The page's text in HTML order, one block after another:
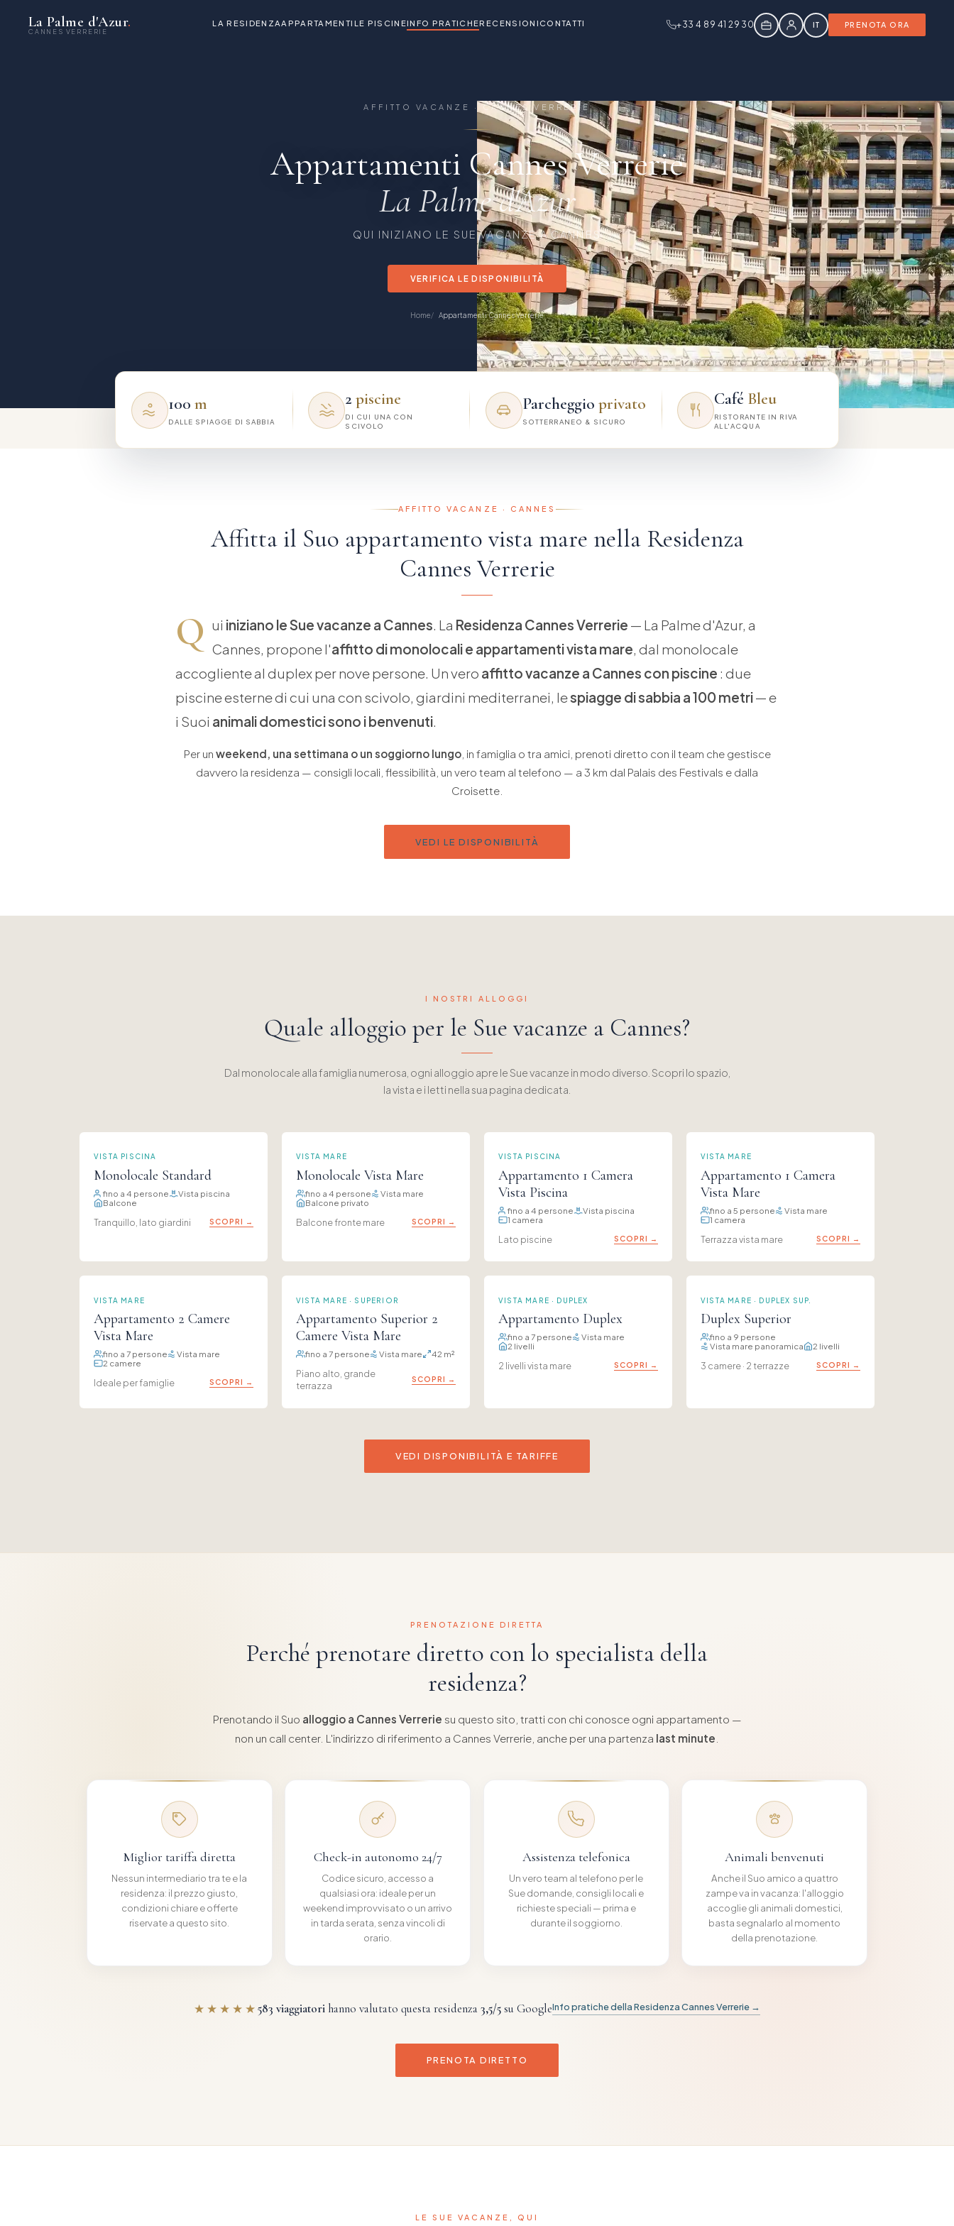
La Palme d'Azur.
CANNES VERRERIE
LA RESIDENZAAPPARTAMENTI LE PISCINEINFO PRATICHERECENSIONI CONTATTI +33 4 89 41 29 30 IT PRENOTA ORA
AFFITTO VACANZE · CANNES VERRERIE
Appartamenti Cannes Verrerie
La Palme d'Azur
QUI INIZIANO LE SUE VACANZE A CANNES
VERIFICA LE DISPONIBILITÀ
Home Appartamenti Cannes Verrerie
100m
DALLE SPIAGGE DI SABBIA
2piscine
DI CUI UNA CON
SCIVOLO
Parcheggio privato
SOTTERRANEO & SICURO
Café Bleu
RISTORANTE IN RIVA
ALL'ACQUA
AFFITTO VACANZE · CANNES
Affitta il Suo appartamento vista mare nella Residenza
Cannes Verrerie
Q ui iniziano le Sue vacanze a Cannes. La Residenza Cannes Verrerie — La Palme d'Azur, a
Cannes, propone l'affitto di monolocali e appartamenti vista mare, dal monolocale
accogliente al duplex per nove persone. Un vero affitto vacanze a Cannes con piscine : due
piscine esterne di cui una con scivolo, giardini mediterranei, lespiagge di sabbia a 100 metri— e
i Suoi animali domestici sono i benvenuti.
Per un weekend, una settimana o un soggiorno lungo, in famiglia o tra amici, prenoti diretto con il team che gestisce
davvero la residenza — consigli locali, flessibilità, un vero team al telefono — a 3 km dal Palais des Festivals e dalla
Croisette.
VEDI LE DISPONIBILITÀ
I NOSTRI ALLOGGI
Quale alloggio per le Sue vacanze a Cannes?
Dal monolocale alla famiglia numerosa, ogni alloggio apre le Sue vacanze in modo diverso. Scopri lo spazio,
la vista e i letti nella sua pagina dedicata.
VISTA PISCINA
Monolocale Standard
fino a 4 persone
Vista piscina
Balcone
Tranquillo, lato giardini SCOPRI →
VISTA MARE
Monolocale Vista Mare
fino a 4 persone
Vista mare
Balcone privato
Balcone fronte mare SCOPRI →
VISTA PISCINA
Appartamento 1 Camera
Vista Piscina
fino a 4 persone
Vista piscina
1 camera
Lato piscine SCOPRI →
VISTA MARE
Appartamento 1 Camera
Vista Mare
fino a 5 persone
Vista mare
1 camera
Terrazza vista mare SCOPRI →
VISTA MARE
Appartamento 2 Camere
Vista Mare
fino a 7 persone
Vista mare
2 camere
Ideale per famiglie SCOPRI →
VISTA MARE · SUPERIOR
Appartamento Superior 2
Camere Vista Mare
fino a 7 persone Vista mare 42 m²
Piano alto, grande
terrazza
SCOPRI →
VISTA MARE · DUPLEX
Appartamento Duplex
fino a 7 persone
Vista mare
2 livelli
2 livelli vista mare SCOPRI →
VISTA MARE · DUPLEX SUP.
Duplex Superior
fino a 9 persone
Vista mare panoramica
2 livelli
3 camere · 2 terrazze SCOPRI →
VEDI DISPONIBILITÀ E TARIFFE
PRENOTAZIONE DIRETTA
Perché prenotare diretto con lo specialista della
residenza?
Prenotando il Suo alloggio a Cannes Verrerie su questo sito, tratti con chi conosce ogni appartamento —
non un call center. L'indirizzo di riferimento a Cannes Verrerie, anche per una partenza last minute
Miglior tariffa diretta
Nessun intermediario tra te e la
residenza: il prezzo giusto,
condizioni chiare e offerte
riservate a questo sito.
Check-in autonomo 24/7
Codice sicuro, accesso a
qualsiasi ora: ideale per un
weekend improvvisato o un arrivo
in tarda serata, senza vincoli di
orario.
Assistenza telefonica
Un vero team al telefono per le
Sue domande, consigli locali e
richieste speciali — prima e
durante il soggiorno.
Animali benvenuti
Anche il Suo amico a quattro
zampe va in vacanza: l'alloggio
accoglie gli animali domestici,
basta segnalarlo al momento
della prenotazione.
★★★★★583 viaggiatori hanno valutato questa residenza3,5/5su GoogleInfo pratiche della Residenza Cannes Verrerie →
PRENOTA DIRETTO
LE SUE VACANZE, QUI